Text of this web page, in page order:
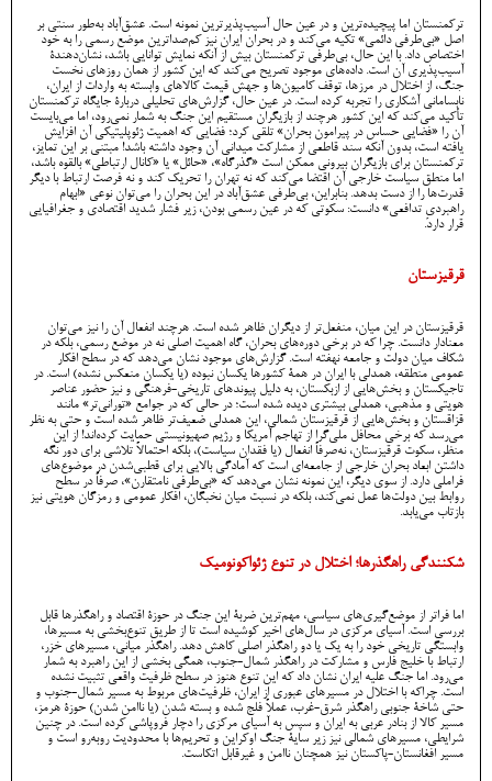
ترکمنستان اما پیچیده‌ترین و در عین حال آسیب‌پذیرترین نمونه است. عشق‌آباد به‌طور سنتی بر
اصل «بی‌طرفی دائمی» تکیه می‌کند و در بحران ایران نیز کم‌صداترین موضع رسمی را به خود
اختصاص داد. با این حال، بی‌طرفی ترکمنستان بیش از آنکه نمایش توانایی باشد، نشان‌دهندۀ
آسیب‌پذیری آن است. داده‌های موجود تصریح می‌کند که این کشور از همان روزهای نخست
جنگ، از اختلال در مرزها، توقف کامیون‌ها و جهش قیمت کالاهای وابسته به واردات از ایران،
نابسامانی آشکاری را تجربه کرده است. در عین حال، گزارش‌های تحلیلی دربارۀ جایگاه ترکمنستان
تأکید می‌کند که این کشور هرچند از بازیگران مستقیم این جنگ به شمار نمی‌رود، اما می‌بایست
آن را «فضایی حساس در پیرامون بحران» تلقی کرد؛ فضایی که اهمیت ژئوپلیتیکی آن افزایش
یافته است، بدون آنکه سند قاطعی از مشارکت میدانی آن وجود داشته باشد! مبتنی بر این تمایز،
ترکمنستان برای بازیگران بیرونی ممکن است «گذرگاه»، «حائل» یا «کانال ارتباطی» بالقوه باشد،
اما منطق سیاست خارجی آن اقتضا می‌کند که نه تهران را تحریک کند و نه فرصت ارتباط با دیگر
قدرت‌ها را از دست بدهد. بنابراین، بی‌طرفی عشق‌آباد در این بحران را می‌توان نوعی «ابهام
راهبردیِ تدافعی» دانست: سکوتی که در عین رسمی بودن، زیر فشار شدید اقتصادی و جغرافیایی
قرار دارد.
قرقیزستان
قرقیزستان در این میان، منفعل‌تر از دیگران ظاهر شده است. هرچند انفعال آن را نیز می‌توان
معنادار دانست. چرا که در برخی دوره‌های بحران، گاه اهمیت اصلی نه در موضع رسمی، بلکه در
شکاف میان دولت و جامعه نهفته است. گزارش‌های موجود نشان می‌دهد که در سطح افکار
عمومی منطقه، همدلی با ایران در همۀ کشورها یکسان نبوده (یا یکسان منعکس نشده) است. در
تاجیکستان و بخش‌هایی از ازبکستان، به دلیل پیوندهای تاریخی-فرهنگی و نیز حضور عناصر
هویتی و مذهبی، همدلی بیشتری دیده شده است؛ در حالی که در جوامع «تورانی‌تر» مانند
قزاقستان و بخش‌هایی از قرقیزستان شمالی، این همدلی ضعیف‌تر ظاهر شده است و حتی به نظر
می‌رسد که برخی محافل ملی‌گرا از تهاجم آمریکا و رژیم صهیونیستی حمایت کرده‌اند! از این
منظر، سکوت قرقیزستان، نه‌صرفاً انفعال (یا فقدان سیاست)، بلکه احتمالاً تلاشی برای دور نگه
داشتن ابعاد بحران خارجی از جامعه‌ای است که آمادگی بالایی برای قطبی‌شدن در موضوع‌های
فراملی دارد. از سوی دیگر، این نمونه نشان می‌دهد که «بی‌طرفی نامتقارن»، صرفاً در سطح
روابط بین دولت‌ها عمل نمی‌کند، بلکه در نسبت میان نخبگان، افکار عمومی و رمزگان هویتی نیز
بازتاب می‌یابد.
شکنندگی راهگذرها؛ اختلال در تنوع ژئواکونومیک
اما فراتر از موضع‌گیری‌های سیاسی، مهم‌ترین ضربۀ این جنگ در حوزۀ اقتصاد و راهگذرها قابل
بررسی است. آسیای مرکزی در سال‌های اخیر کوشیده است تا از طریق تنوع‌بخشی به مسیرها،
وابستگی تاریخی خود را به یک یا دو راهگذر اصلی کاهش دهد. راهگذر میانی، مسیرهای خزر،
ارتباط با خلیج فارس و مشارکت در راهگذر شمال-جنوب، همگی بخشی از این راهبرد به شمار
می‌رود. اما جنگ علیه ایران نشان داد که این تنوع هنوز در سطح ظرفیت واقعی تثبیت نشده
است. چراکه با اختلال در مسیرهای عبوری از ایران، ظرفیت‌های مربوط به مسیر شمال-جنوب و
حتی شاخۀ جنوبی راهگذر شرق-غرب، عملاً فلج شده و بسته شدن (یا ناامن ‌شدن) حوزۀ هرمز،
مسیر کالا از بنادر عربی به ایران و سپس به آسیای مرکزی را دچار فروپاشی کرده است. در چنین
شرایطی، مسیرهای شمالی نیز زیر سایۀ جنگ اوکراین و تحریم‌ها با محدودیت روبه‌رو است و
مسیر افغانستان-پاکستان نیز همچنان ناامن و غیرقابل اتکاست.